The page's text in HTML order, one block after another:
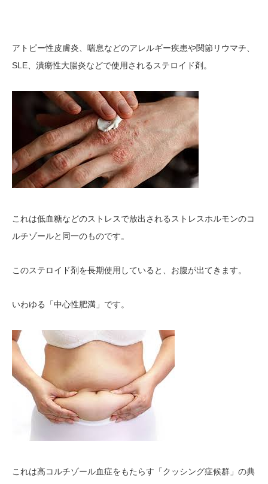
アトピー性皮膚炎、喘息などのアレルギー疾患や関節リウマチ、
SLE、潰瘍性大腸炎などで使用されるステロイド剤。
これは低血糖などのストレスで放出されるストレスホルモンのコ
ルチゾールと同一のものです。
このステロイド剤を長期使用していると、お腹が出てきます。
いわゆる「中心性肥満」です。
これは高コルチゾール血症をもたらす「クッシング症候群」の典